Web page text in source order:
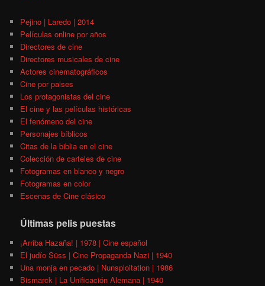
Pejino | Laredo | 2014
Películas online por años
Directores de cine
Directores musicales de cine
Actores cinematográficos
Cine por paises
Los protagonistas del cine
El cine y las películas históricas
El fenómeno del cine
Personajes bíblicos
Citas de la biblia en el cine
Colección de carteles de cine
Fotogramas en blanco y negro
Fotogramas en color
Escenas de Cine clásico
Últimas pelis puestas
¡Arriba Hazaña! | 1978 | Cine español
El judío Süss | Cine Propaganda Nazi | 1940
Una monja en pecado | Nunsploitation | 1986
Bismarck | La Unificación Alemana | 1940